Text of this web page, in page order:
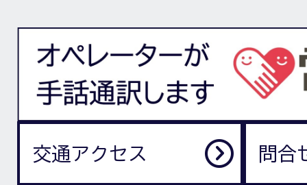
交通アクセス 問合